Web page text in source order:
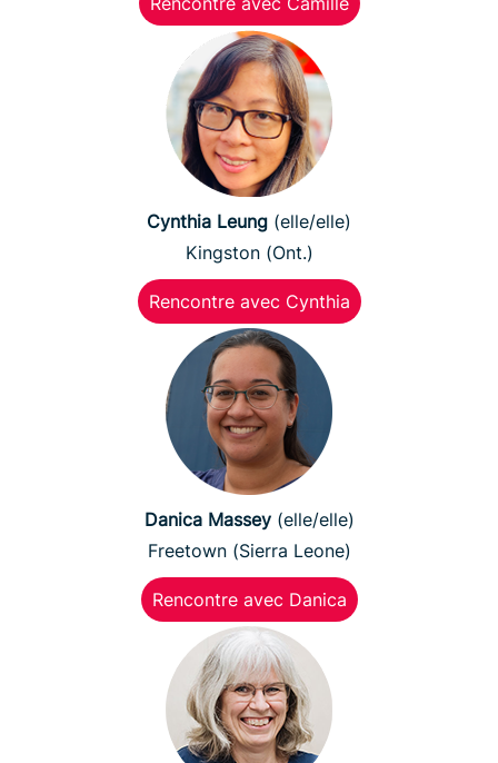
Cynthia Leung (elle/elle)
Kingston (Ont.)
Rencontre avec Cynthia
Danica Massey(elle/elle)
Freetown (Sierra Leone)
Rencontre avec Danica